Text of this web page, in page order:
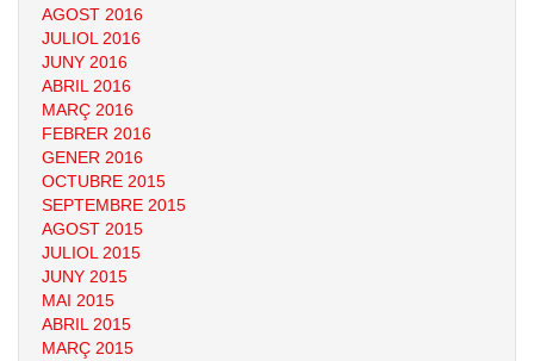
AGOST 2016
JULIOL 2016
JUNY 2016
ABRIL 2016
MARÇ 2016
FEBRER 2016
GENER 2016
OCTUBRE 2015
SEPTEMBRE 2015
AGOST 2015
JULIOL 2015
JUNY 2015
MAI 2015
ABRIL 2015
MARÇ 2015